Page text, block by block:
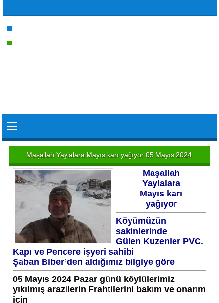
RESİM GALERİSİ VİDEO GALERİSİ ZİYARETÇİ DEFTERİ
Maşallah Yaylalara Mayıs karı yağıyor 05 Mayıs 2024
Maşallah
Yaylalara
Mayıs karı
yağıyor
Köyümüzün
sakinlerinde
Gülen Kuzenler PVC.
Kapı ve Pencere işyeri sahibi
Şaban Biber’den aldığımız bilgiye göre
05 Mayıs 2024 Pazar günü köylülerimiz
yıkılmış arazilerin Frahtilerini bakım ve onarım
için